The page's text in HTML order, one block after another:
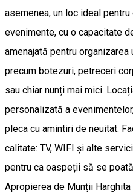
asemenea, un loc ideal
evenimente, cu o capacitate
amenajată pentru
precum botezuri, petreceri
sau chiar nunți mai mici.
personalizată a
pleca cu amintiri de neuitat.
calitate: TV, WIFI și alte
pentru ca oaspeții să se
Apropierea de Munții